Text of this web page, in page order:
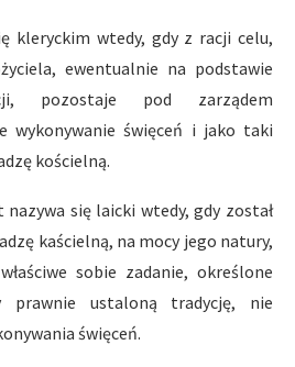
kleryckim wtedy, gdy z racji celu,
ewentualnie na podstawie
pozostaje pod zarządem
wykonywanie święceń i jako taki
kościelną.
się laicki wtedy, gdy został
kaścielną, na mocy jego natury,
sobie zadanie, określone
prawnie ustaloną tradycję, nie
święceń.